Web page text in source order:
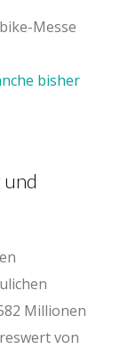
Messe
bisher
Millionen
von